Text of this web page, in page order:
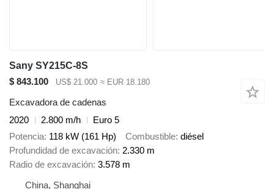
Sany SY215C-8S
$ 843.100
US$ 21.000 ≈ EUR 18.180
Excavadora de cadenas
2020
2.800 m/h
Euro 5
Potencia 118 kW (161 Hp) Combustible diésel
Profundidad de excavación 2.330 m
Radio de excavación 3.578 m
China, Shanghai